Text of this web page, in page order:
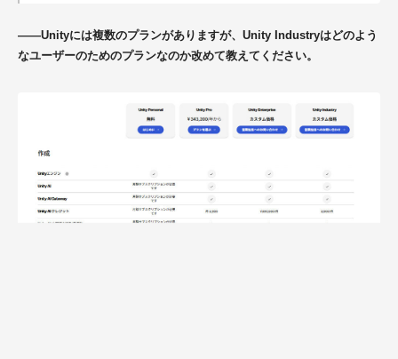
――Unityには複数のプランがありますが、Unity Industryはどのよう
なユーザーのためのプランなのか改めて教えてください。